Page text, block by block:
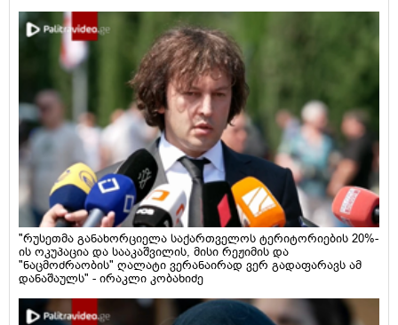
"რუსეთმა განახორციელა საქართველოს ტერიტორიების 20%-
ის ოკუპაცია და სააკაშვილის, მისი რეჟიმის და
"ნაცმოძრაობის" ღალატი ვერანაირად ვერ გადაფარავს ამ
დანაშაულს" - ირაკლი კობახიძე